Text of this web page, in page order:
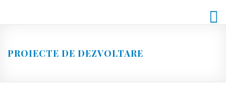
PROIECTE DE DEZVOLTARE